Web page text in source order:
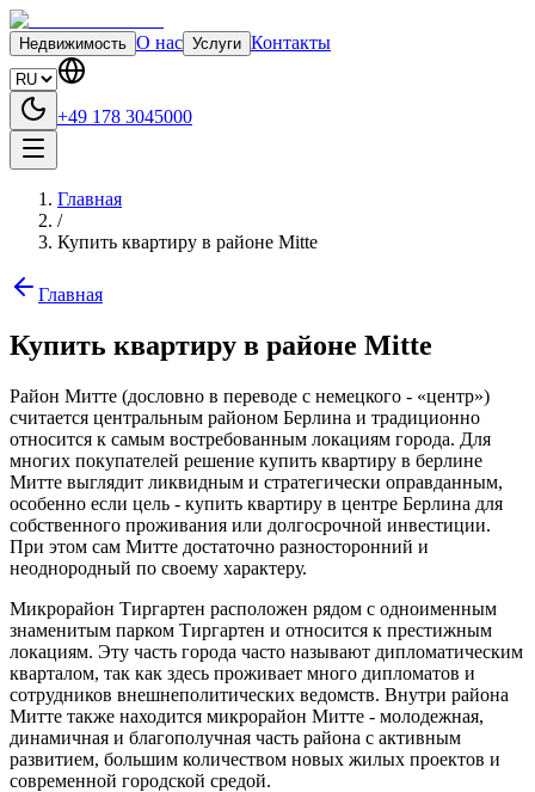
Недвижимость О нас Услуги Контакты
+49 178 3045000
Главная
/
Купить квартиру в районе Mitte
Главная
Купить квартиру в районе Mitte
Район Митте (дословно в переводе с немецкого - «центр»)
считается центральным районом Берлина и традиционно
относится к самым востребованным локациям города. Для
многих покупателей решение купить квартиру в берлине
Митте выглядит ликвидным и стратегически оправданным,
особенно если цель - купить квартиру в центре Берлина для
собственного проживания или долгосрочной инвестиции.
При этом сам Митте достаточно разносторонний и
неоднородный по своему характеру.
Микрорайон Тиргартен расположен рядом с одноименным
знаменитым парком Тиргартен и относится к престижным
локациям. Эту часть города часто называют дипломатическим
кварталом, так как здесь проживает много дипломатов и
сотрудников внешнеполитических ведомств. Внутри района
Митте также находится микрорайон Митте - молодежная,
динамичная и благополучная часть района с активным
развитием, большим количеством новых жилых проектов и
современной городской средой.